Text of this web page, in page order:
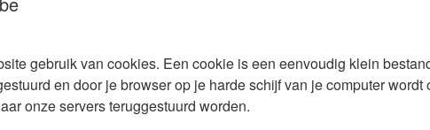
gebruik van cookies. Een cookie is een eenvoudig klein
en door je browser op je harde schijf van je computer
onze servers teruggestuurd worden.